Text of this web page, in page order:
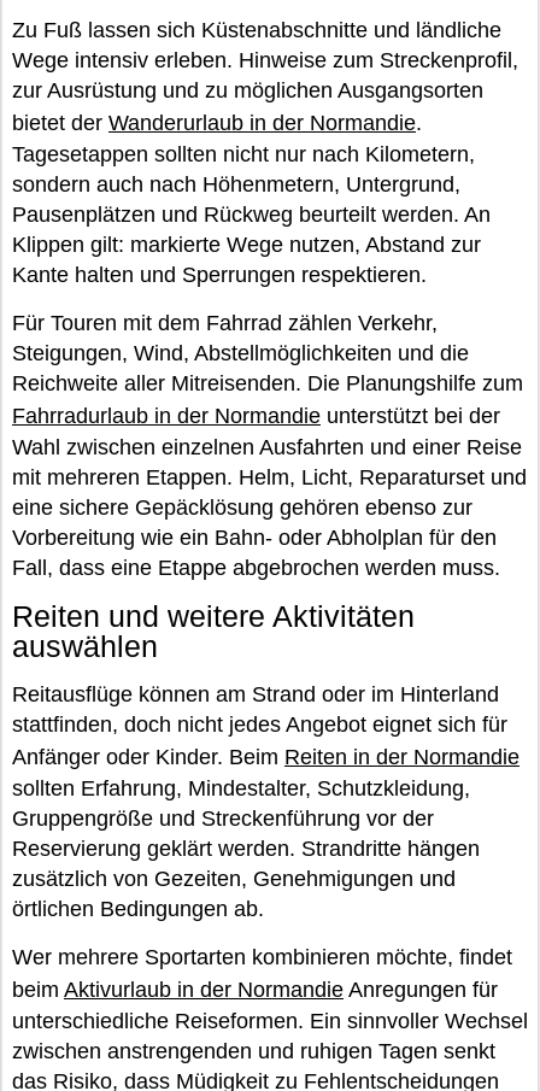
Zu Fuß lassen sich Küstenabschnitte und ländliche
Wege intensiv erleben. Hinweise zum Streckenprofil,
zur Ausrüstung und zu möglichen Ausgangsorten
bietet der Wanderurlaub in der Normandie.
Tagesetappen sollten nicht nur nach Kilometern,
sondern auch nach Höhenmetern, Untergrund,
Pausenplätzen und Rückweg beurteilt werden. An
Klippen gilt: markierte Wege nutzen, Abstand zur
Kante halten und Sperrungen respektieren.
Für Touren mit dem Fahrrad zählen Verkehr,
Steigungen, Wind, Abstellmöglichkeiten und die
Reichweite aller Mitreisenden. Die Planungshilfe zum
Fahrradurlaub in der Normandie unterstützt bei der
Wahl zwischen einzelnen Ausfahrten und einer Reise
mit mehreren Etappen. Helm, Licht, Reparaturset und
eine sichere Gepäcklösung gehören ebenso zur
Vorbereitung wie ein Bahn- oder Abholplan für den
Fall, dass eine Etappe abgebrochen werden muss.
Reiten und weitere Aktivitäten
auswählen
Reitausflüge können am Strand oder im Hinterland
stattfinden, doch nicht jedes Angebot eignet sich für
Anfänger oder Kinder. Beim Reiten in der Normandie
sollten Erfahrung, Mindestalter, Schutzkleidung,
Gruppengröße und Streckenführung vor der
Reservierung geklärt werden. Strandritte hängen
zusätzlich von Gezeiten, Genehmigungen und
örtlichen Bedingungen ab.
Wer mehrere Sportarten kombinieren möchte, findet
beim Aktivurlaub in der Normandie Anregungen für
unterschiedliche Reiseformen. Ein sinnvoller Wechsel
zwischen anstrengenden und ruhigen Tagen senkt
das Risiko, dass Müdigkeit zu Fehlentscheidungen